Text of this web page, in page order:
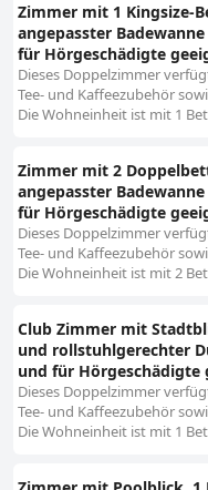
Zimmer mit 1 Kingsize-
angepasster
für Hörgeschädigte
Dieses Doppelzimmer
Tee- und Kaffeezubehör
Die Wohneinheit ist mit 1
Zimmer mit 2
angepasster
für Hörgeschädigte
Dieses Doppelzimmer
Tee- und Kaffeezubehör
Die Wohneinheit ist mit 2
Club Zimmer mit
und rollstuhlgerechter
und für Hörgeschädigte
Dieses Doppelzimmer
Tee- und Kaffeezubehör
Die Wohneinheit ist mit 1